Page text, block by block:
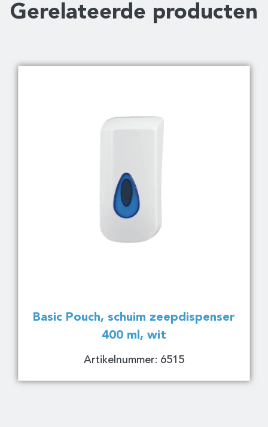
Gerelateerde producten
Basic Pouch, schuim zeepdispenser
400 ml, wit
Artikelnummer: 6515